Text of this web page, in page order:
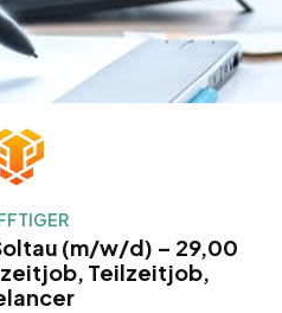
(m/w/d) – 29,00
Teilzeitjob,